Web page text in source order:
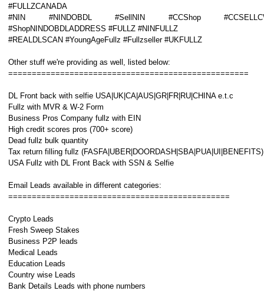
#FULLZCANADA
#NIN #NINDOBDL #SellNIN #CCShop
#ShopNINDOBDLADDRESS #FULLZ #NINFULLZ
#REALDLSCAN #YoungAgeFullz #Fullzseller #UKFULLZ
Other stuff we're providing as well, listed below:
===================================================
DL Front back with selfie USA|UK|CA|AUS|GR|FR|RU|CHINA e.t.c
Fullz with MVR & W-2 Form
Business Pros Company fullz with EIN
High credit scores pros (700+ score)
Dead fullz bulk quantity
Tax return filling fullz (FASFA|UBER|DOORDASH|SBA|PUA|UI|BENEFITS)
USA Fullz with DL Front Back with SSN & Selfie
Email Leads available in different categories:
===============================================
Crypto Leads
Fresh Sweep Stakes
Business P2P leads
Medical Leads
Education Leads
Country wise Leads
Bank Details Leads with phone numbers